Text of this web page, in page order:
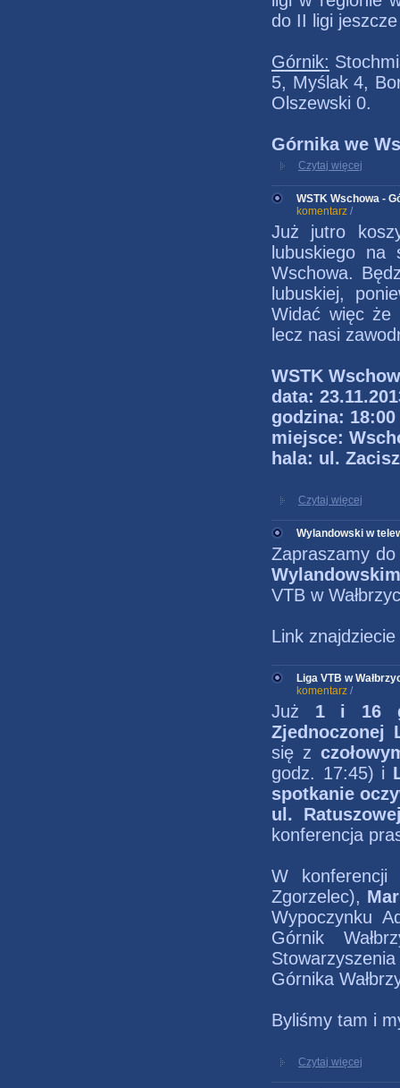
do II ligi
Górnik:
5, Myślak 4,
Olszewski 0.
Górnika we
Czytaj więcej
WSTK Wschowa -
komentarz /
Już jutro
lubuskiego
Wschowa.
lubuskiej,
Widać więc że
lecz nasi
WSTK
data:
godzina: 18:00
miejsce:
hala: ul.
Czytaj więcej
Wylandowski w
Zapraszamy
Wylandowskim
VTB w
Link znajdziecie
Liga VTB w
komentarz /
Już 1 i 16
Zjednoczonej
się z
godz. 17:45) i
spotkanie
ul.
konferencja
W
Zgorzelec),
Wypoczynku
Górnik
Górnika
Byliśmy tam i
Czytaj więcej